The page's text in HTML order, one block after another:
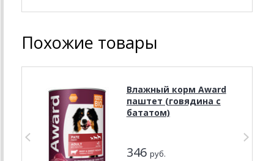
Похожие товары
Влажный корм Award
паштет (говядина с
бататом)
346 руб.